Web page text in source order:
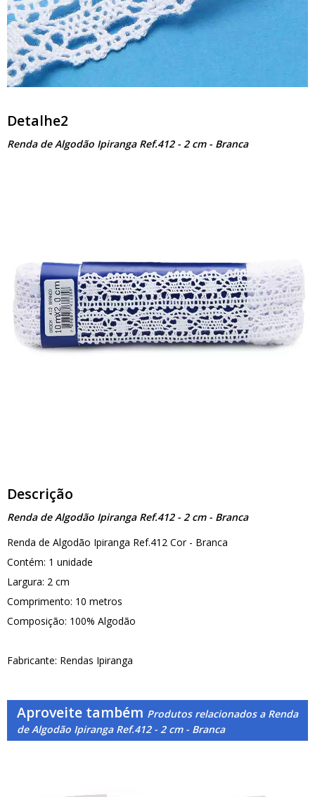
Detalhe2
Renda de Algodão Ipiranga Ref.412 - 2 cm - Branca
Descrição
Renda de Algodão Ipiranga Ref.412 - 2 cm - Branca
Renda de Algodão Ipiranga Ref.412 Cor - Branca
Contém: 1 unidade
Largura: 2 cm
Comprimento: 10 metros
Composição: 100% Algodão
Fabricante: Rendas Ipiranga
Aproveite também Produtos relacionados a Renda
de Algodão Ipiranga Ref.412 - 2 cm - Branca